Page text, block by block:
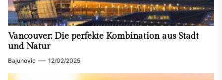
Vancouver: Die perfekte Kombination aus Stadt
und Natur
Bajunovic 12/02/2025